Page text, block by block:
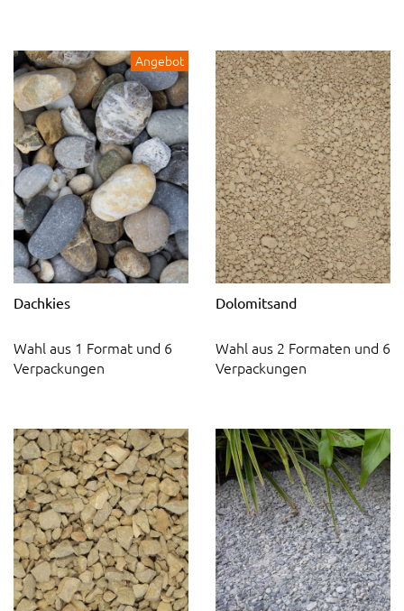
Angebot
Dachkies
Wahl aus 1 Format und 6
Verpackungen
Dolomitsand
Wahl aus 2 Formaten und 6
Verpackungen